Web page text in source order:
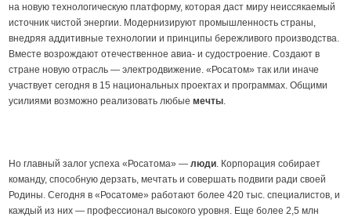
на новую технологическую платформу, которая даст миру неиссякаемый
источник чистой энергии. Модернизируют промышленность страны,
внедряя аддитивные технологии и принципы бережливого производства.
Вместе возрождают отечественное авиа- и судостроение. Создают в
стране новую отрасль — электродвижение. «Росатом» так или иначе
участвует сегодня в 15 национальных проектах и программах. Общими
усилиями возможно реализовать любыемечты.
Но главный залог успеха «Росатома» —люди. Корпорация собирает
команду, способную дерзать, мечтать и совершать подвиги ради своей
Родины. Сегодня в «Росатоме» работают более 420 тыс. специалистов, и
каждый из них — профессионал высокого уровня. Еще более 2,5 млн